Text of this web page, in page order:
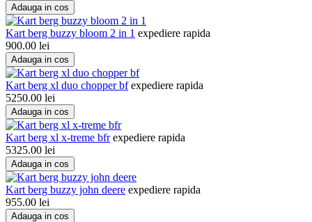
Adauga in cos
Kart berg buzzy bloom 2 in 1 expediere rapida
900.00 lei
Adauga in cos
Kart berg xl duo chopper bf expediere rapida
5250.00 lei
Adauga in cos
Kart berg xl x-treme bfr expediere rapida
5325.00 lei
Adauga in cos
Kart berg buzzy john deere expediere rapida
955.00 lei
Adauga in cos